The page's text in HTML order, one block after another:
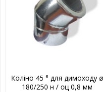
Коліно 45 ° для димоходу ø
180/250 н / оц 0,8 мм